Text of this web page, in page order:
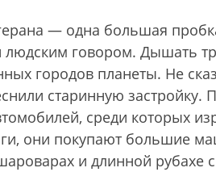
— одна большая
людским говором. Дышать
городов планеты. Не
старинную застройку.
среди которых
они покупают большие
и длинной рубахе